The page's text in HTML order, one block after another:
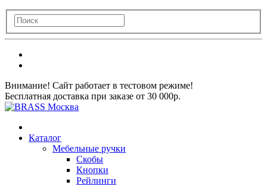
Внимание! Сайт работает в тестовом режиме!
Бесплатная доставка при заказе от 30 000р.
Каталог
Мебельные ручки
Скобы
Кнопки
Рейлинги